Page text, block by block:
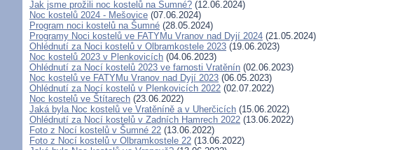
Jak jsme prožili noc kostelů na Šumné? (12.06.2024)
Noc kostelů 2024 - Mešovice (07.06.2024)
Program noci kostelů na Šumné (28.05.2024)
Programy Noci kostelů ve FATYMu Vranov nad Dyjí 2024 (21.05.2024)
Ohlédnutí za Noci kostelů v Olbramkostele 2023 (19.06.2023)
Noc kostelů 2023 v Plenkovicích (04.06.2023)
Ohlédnutí za Nocí kostelů 2023 ve farnosti Vratěnín (02.06.2023)
Noc kostelů ve FATYMu Vranov nad Dyjí 2023 (06.05.2023)
Ohlédnutí za Nocí kostelů v Plenkovicích 2022 (02.07.2022)
Noc kostelů ve Štítarech (23.06.2022)
Jaká byla Noc kostelů ve Vratěníně a v Uherčicích (15.06.2022)
Ohlédnutí za Nocí kostelů v Zadních Hamrech 2022 (13.06.2022)
Foto z Nocí kostelů v Šumné 22 (13.06.2022)
Foto z Nocí kostelů v Olbramkostele 22 (13.06.2022)